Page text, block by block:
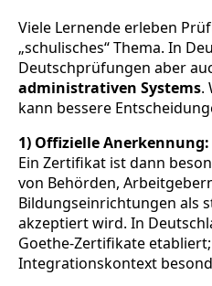
Viele Lernende erleben
„schulisches“ Thema. In
Deutschprüfungen aber
administrativen Systems.
kann bessere
1) Offizielle Anerkennung:
Ein Zertifikat ist dann
von Behörden,
Bildungseinrichtungen als
akzeptiert wird. In
Goethe-Zertifikate
Integrationskontext